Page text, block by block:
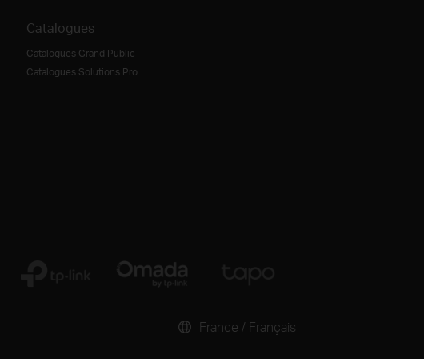
Catalogues
Catalogues Grand Public
Catalogues Solutions Pro
France / Français